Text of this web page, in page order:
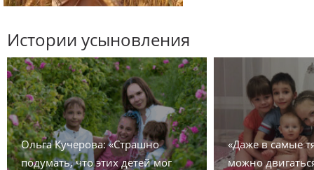
Истории усыновления
Ольга Кучерова: «Страшно
подумать, что этих детей мог
«Даже в самые
можно